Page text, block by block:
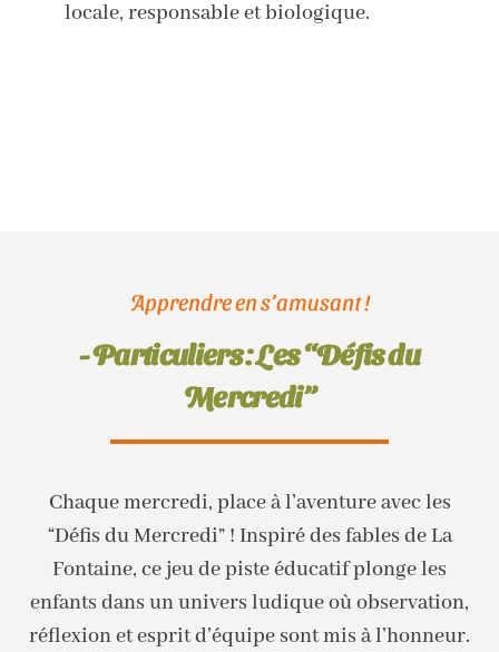
locale, responsable et biologique.
Apprendre en s’amusant !
- Particuliers : Les “Défis du
Mercredi”
Chaque mercredi, place à l’aventure avec les
“Défis du Mercredi” ! Inspiré des fables de La
Fontaine, ce jeu de piste éducatif plonge les
enfants dans un univers ludique où observation,
réflexion et esprit d’équipe sont mis à l’honneur.